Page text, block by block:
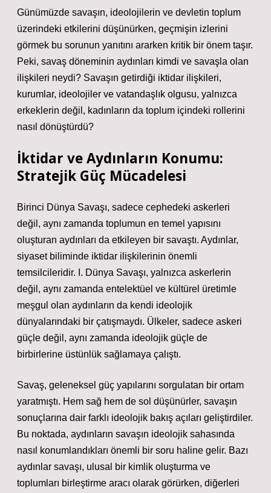
Günümüzde savaşın, ideolojilerin ve devletin toplum
üzerindeki etkilerini düşünürken, geçmişin izlerini
görmek bu sorunun yanıtını ararken kritik bir önem taşır.
Peki, savaş döneminin aydınları kimdi ve savaşla olan
ilişkileri neydi? Savaşın getirdiği iktidar ilişkileri,
kurumlar, ideolojiler ve vatandaşlık olgusu, yalnızca
erkeklerin değil, kadınların da toplum içindeki rollerini
nasıl dönüştürdü?
İktidar ve Aydınların Konumu:
Stratejik Güç Mücadelesi
Birinci Dünya Savaşı, sadece cephedeki askerleri
değil, aynı zamanda toplumun en temel yapısını
oluşturan aydınları da etkileyen bir savaştı. Aydınlar,
siyaset biliminde iktidar ilişkilerinin önemli
temsilcileridir. I. Dünya Savaşı, yalnızca askerlerin
değil, aynı zamanda entelektüel ve kültürel üretimle
meşgul olan aydınların da kendi ideolojik
dünyalarındaki bir çatışmaydı. Ülkeler, sadece askeri
güçle değil, aynı zamanda ideolojik güçle de
birbirlerine üstünlük sağlamaya çalıştı.
Savaş, geleneksel güç yapılarını sorgulatan bir ortam
yaratmıştı. Hem sağ hem de sol düşünürler, savaşın
sonuçlarına dair farklı ideolojik bakış açıları geliştirdiler.
Bu noktada, aydınların savaşın ideolojik sahasında
nasıl konumlandıkları önemli bir soru haline gelir. Bazı
aydınlar savaşı, ulusal bir kimlik oluşturma ve
toplumları birleştirme aracı olarak görürken, diğerleri